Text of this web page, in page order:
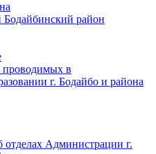
район
в
г. Бодайбо и района
Администрации г.